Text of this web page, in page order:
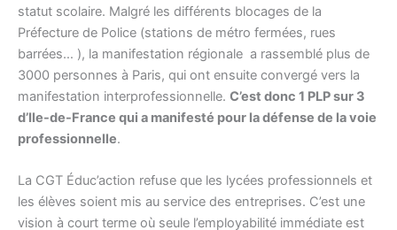
statut scolaire. Malgré les différents blocages de la
Préfecture de Police (stations de métro fermées, rues
barrées… ), la manifestation régionale a rassemblé plus de
3000 personnes à Paris, qui ont ensuite convergé vers la
manifestation interprofessionnelle. C’est donc 1 PLP sur 3
d’Ile-de-France qui a manifesté pour la défense de la voie
professionnelle.
La CGT Éduc’action refuse que les lycées professionnels et
les élèves soient mis au service des entreprises. C’est une
vision à court terme où seule l’employabilité immédiate est